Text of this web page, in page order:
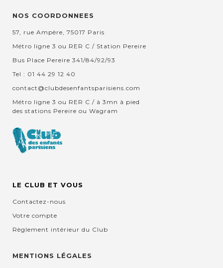
NOS COORDONNEES
57, rue Ampère, 75017 Paris
Métro ligne 3 ou RER C / Station Pereire
Bus Place Pereire 341/84/92/93
Tel : 01 44 29 12 40
contact@clubdesenfantsparisiens.com
Métro ligne 3 ou RER C / à 3mn à pied
des stations Pereire ou Wagram
LE CLUB ET VOUS
Contactez-nous
Votre compte
Règlement intérieur du Club
MENTIONS LÉGALES